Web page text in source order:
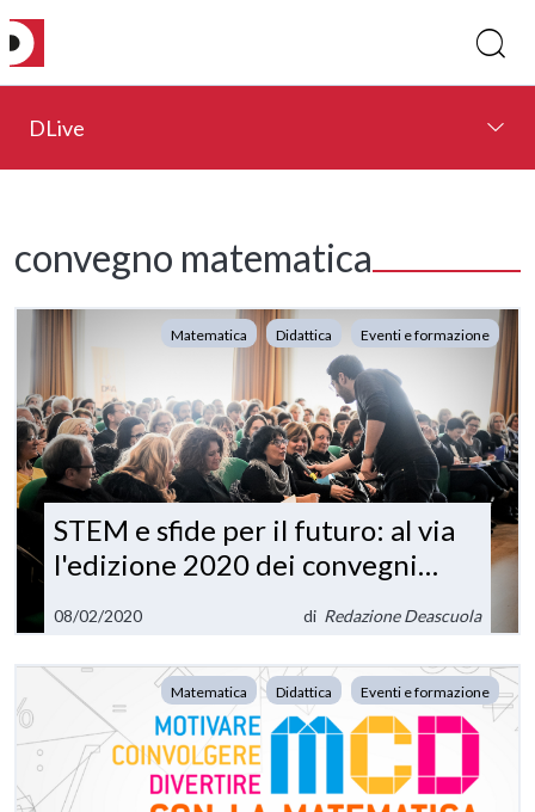
DLive
convegno matematica
Matematica Didattica Eventi e formazione
STEM e sfide per il futuro: al via
l'edizione 2020 dei convegni
08/02/2020 di Redazione Deascuola
Matematica Didattica Eventi e formazione